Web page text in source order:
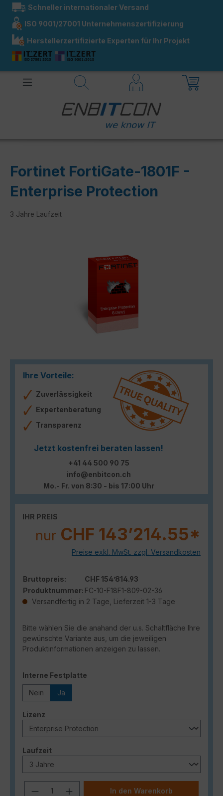
springen
Schneller internationaler Versand
ISO 9001/27001 Unternehmenszertifizierung
Herstellerzertifizierte Experten für Ihr Projekt
Fortinet FortiGate-1801F -
Enterprise Protection
3 Jahre Laufzeit
Ihre Vorteile:
Zuverlässigkeit
Expertenberatung
Transparenz
Jetzt kostenfrei beraten lassen!
+41 44 500 90 75
info@enbitcon.ch
Mo.- Fr. von 8:30 - bis 17:00 Uhr
IHR PREIS
nur CHF 143’214.55*
Preise exkl. MwSt. zzgl. Versandkosten
Bruttopreis:
CHF 154’814.93
Produktnummer: FC-10-F18F1-809-02-36
Versandfertig in 2 Tage, Lieferzeit 1-3 Tage
Bitte wählen Sie die anahand der u.s. Schaltfläche Ihre
gewünschte Variante aus, um die jeweiligen
Produktinformationen anzeigen zu lassen.
Interne Festplatte
Nein Ja
Lizenz
Laufzeitauswählen
Produkt Anzahl: Gib den
In den Warenkorb